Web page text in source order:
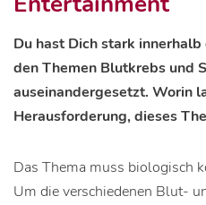
Du hast Dich stark
den Themen Blutkrebs und
auseinandergesetzt. Worin
Herausforderung, dieses
Das Thema muss biologisch
Um die verschiedenen Blut-